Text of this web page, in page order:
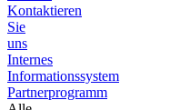
Kontaktieren
Sie
uns
Internes
Informationssystem
Partnerprogramm